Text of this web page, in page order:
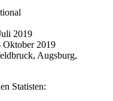
2019
Augsburg,
Statisten: